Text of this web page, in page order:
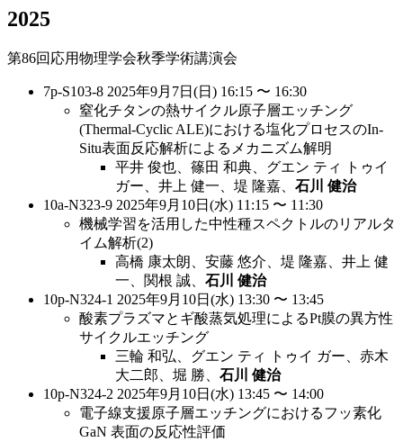
2025
第86回応用物理学会秋季学術講演会
7p-S103-8 2025年9月7日(日) 16:15 〜 16:30
窒化チタンの熱サイクル原子層エッチング
(Thermal-Cyclic ALE)における塩化プロセスのIn-
Situ表面反応解析によるメカニズム解明
平井 俊也、篠田 和典、グエン ティ トゥイ
ガー、井上 健一、堤 隆嘉、 石川 健治
10a-N323-9 2025年9月10日(水) 11:15 〜 11:30
機械学習を活用した中性種スペクトルのリアルタ
イム解析(2)
高橋 康太朗、安藤 悠介、堤 隆嘉、井上 健
一、関根 誠、 石川 健治
10p-N324-1 2025年9月10日(水) 13:30 〜 13:45
酸素プラズマとギ酸蒸気処理によるPt膜の異方性
サイクルエッチング
三輪 和弘、グエン ティ トゥイ ガー、赤木
大二郎、堀 勝、 石川 健治
10p-N324-2 2025年9月10日(水) 13:45 〜 14:00
電子線支援原子層エッチングにおけるフッ素化
GaN 表面の反応性評価